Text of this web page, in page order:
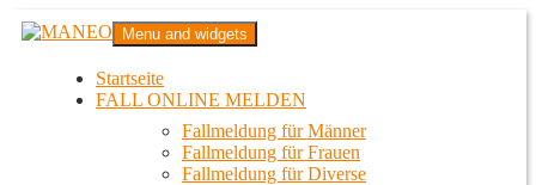
Zum
InhaltMANEO
Das schwule Anti-Gewalt-Projekt in Berlin
Menu and widgets
Startseite
FALL ONLINE MELDEN
Fallmeldung für Männer
Fallmeldung für Frauen
Fallmeldung für Diverse